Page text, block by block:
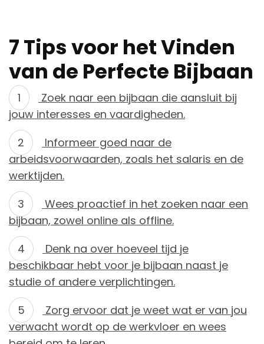
7 Tips voor het Vinden
van de Perfecte Bijbaan
Zoek naar een bijbaan die aansluit bij
jouw interesses en vaardigheden.
Informeer goed naar de
arbeidsvoorwaarden, zoals het salaris en de
werktijden.
Wees proactief in het zoeken naar een
bijbaan, zowel online als offline.
Denk na over hoeveel tijd je
beschikbaar hebt voor je bijbaan naast je
studie of andere verplichtingen.
Zorg ervoor dat je weet wat er van jou
verwacht wordt op de werkvloer en wees